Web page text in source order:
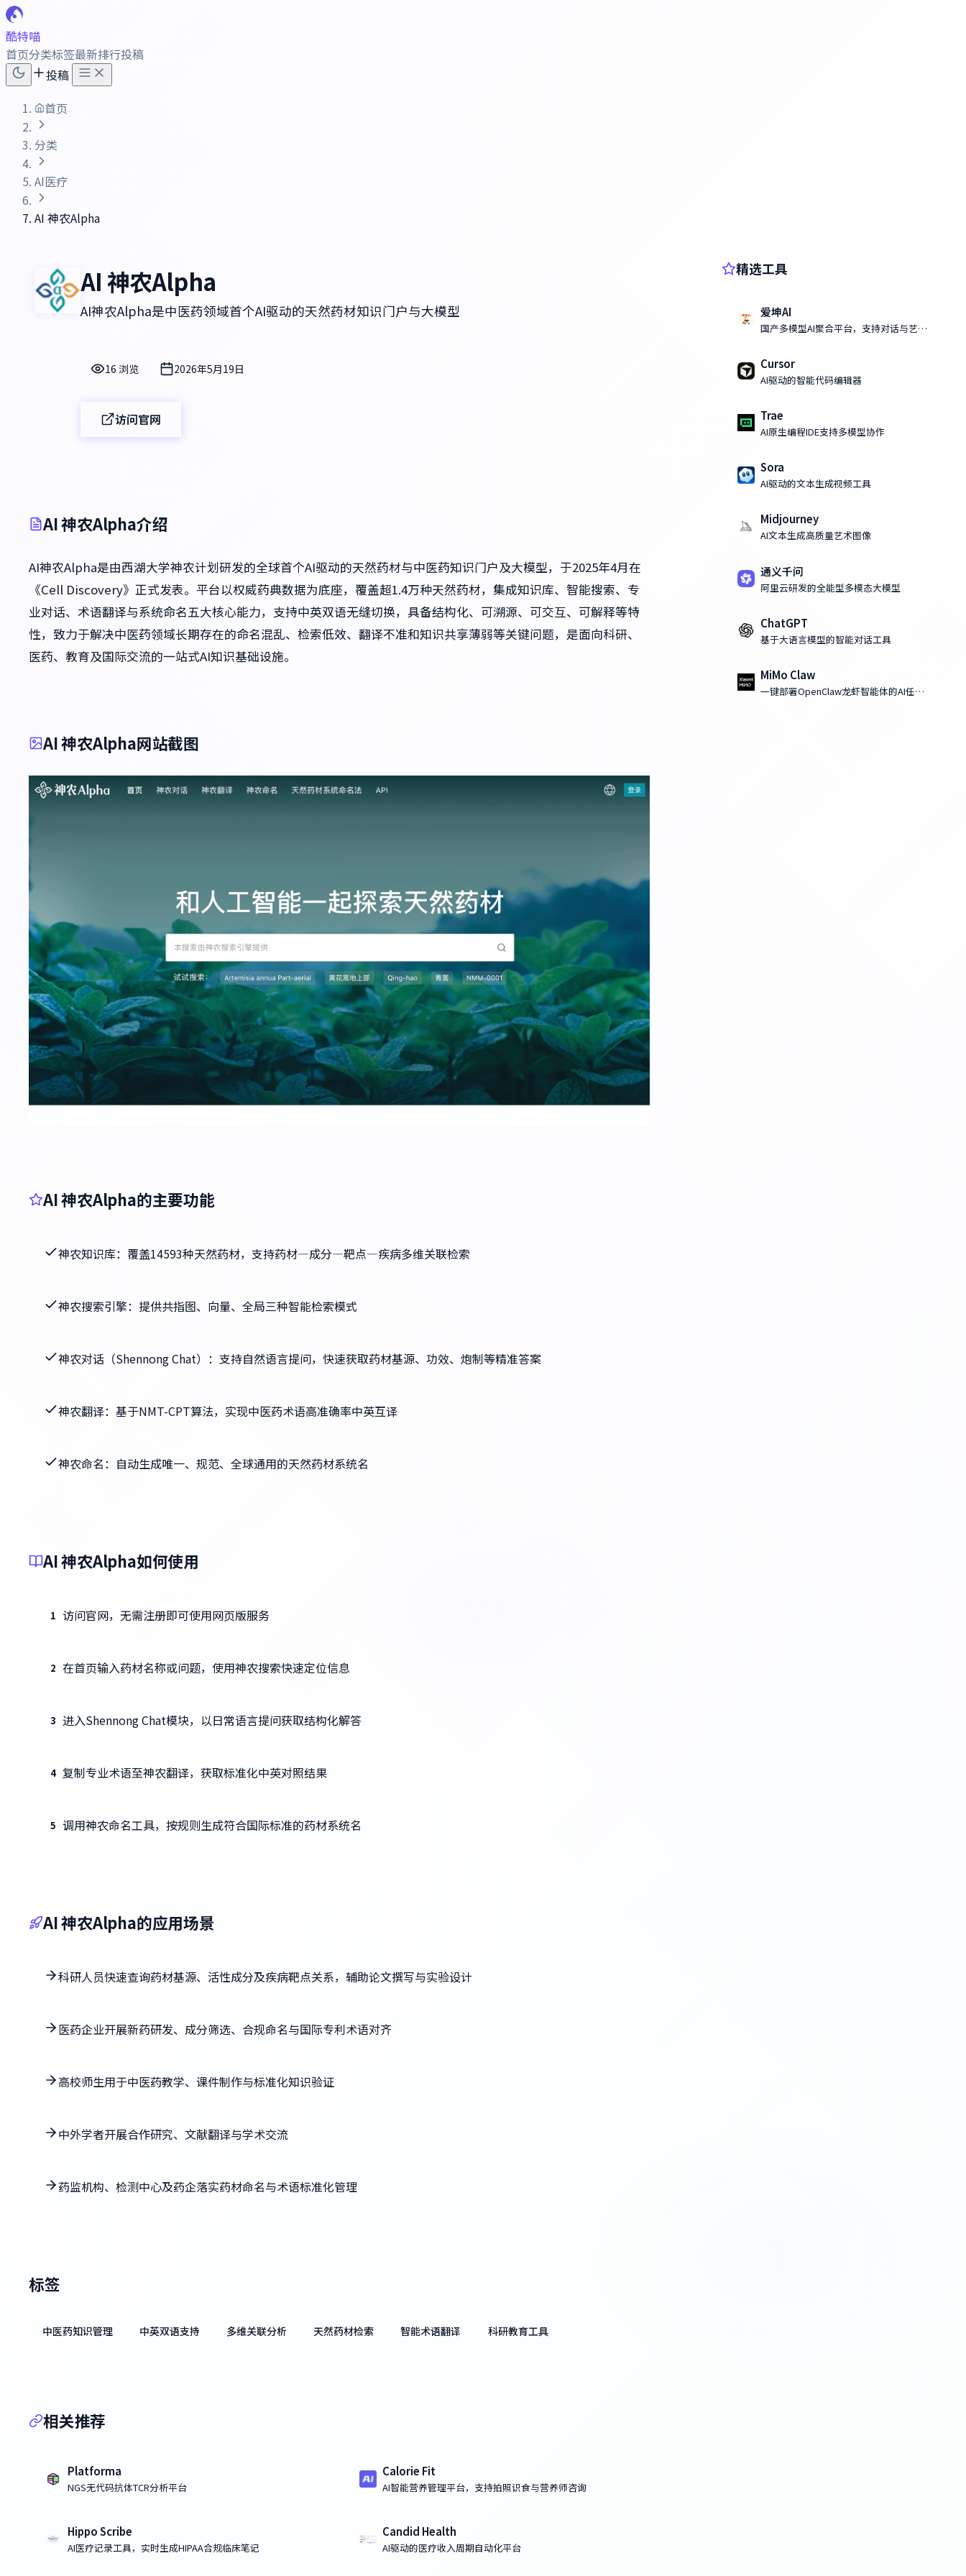
酷特喵
首页分类标签最新排行投稿
投稿
首页
分类
AI医疗
AI 神农Alpha
AI 神农Alpha
AI神农Alpha是中医药领域首个AI驱动的天然药材知识门户与大模型
16 浏览 2026年5月19日
访问官网
AI 神农Alpha介绍
AI神农Alpha是由西湖大学神农计划研发的全球首个AI驱动的天然药材与中医药知识门户及大模型，于2025年4月在
《Cell Discovery》正式发表。平台以权威药典数据为底座，覆盖超1.4万种天然药材，集成知识库、智能搜索、专
业对话、术语翻译与系统命名五大核心能力，支持中英双语无缝切换，具备结构化、可溯源、可交互、可解释等特
性，致力于解决中医药领域长期存在的命名混乱、检索低效、翻译不准和知识共享薄弱等关键问题，是面向科研、
医药、教育及国际交流的一站式AI知识基础设施。
AI 神农Alpha网站截图
AI 神农Alpha的主要功能
神农知识库：覆盖14593种天然药材，支持药材—成分—靶点—疾病多维关联检索
神农搜索引擎：提供共指图、向量、全局三种智能检索模式
神农对话（Shennong Chat）：支持自然语言提问，快速获取药材基源、功效、炮制等精准答案
神农翻译：基于NMT-CPT算法，实现中医药术语高准确率中英互译
神农命名：自动生成唯一、规范、全球通用的天然药材系统名
AI 神农Alpha如何使用
1 访问官网，无需注册即可使用网页版服务
2 在首页输入药材名称或问题，使用神农搜索快速定位信息
3 进入Shennong Chat模块，以日常语言提问获取结构化解答
4 复制专业术语至神农翻译，获取标准化中英对照结果
5 调用神农命名工具，按规则生成符合国际标准的药材系统名
AI 神农Alpha的应用场景
科研人员快速查询药材基源、活性成分及疾病靶点关系，辅助论文撰写与实验设计
医药企业开展新药研发、成分筛选、合规命名与国际专利术语对齐
高校师生用于中医药教学、课件制作与标准化知识验证
中外学者开展合作研究、文献翻译与学术交流
药监机构、检测中心及药企落实药材命名与术语标准化管理
标签
中医药知识管理 中英双语支持 多维关联分析 天然药材检索 智能术语翻译 科研教育工具
相关推荐
Platforma
NGS无代码抗体TCR分析平台
Calorie Fit
AI智能营养管理平台，支持拍照识食与营养师咨询
Hippo Scribe
AI医疗记录工具，实时生成HIPAA合规临床笔记
Candid Health
AI驱动的医疗收入周期自动化平台
精选工具
爱坤AI
国产多模型AI聚合平台，支持对话与艺术
Cursor
AI驱动的智能代码编辑器
Trae
AI原生编程IDE支持多模型协作
Sora
AI驱动的文本生成视频工具
Midjourney
AI文本生成高质量艺术图像
通义千问
阿里云研发的全能型多模态大模型
ChatGPT
基于大语言模型的智能对话工具
MiMo Claw
一键部署OpenClaw龙虾智能体的AI任务